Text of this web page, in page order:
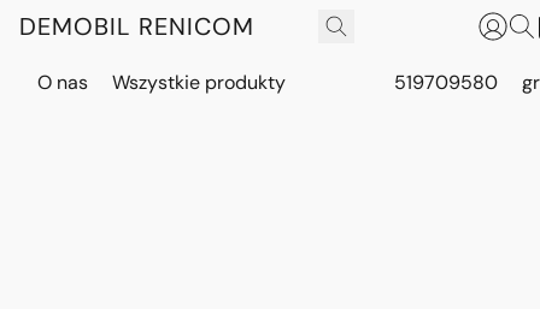
DEMOBIL RENICOM
O nas Wszystkie produkty 519709580